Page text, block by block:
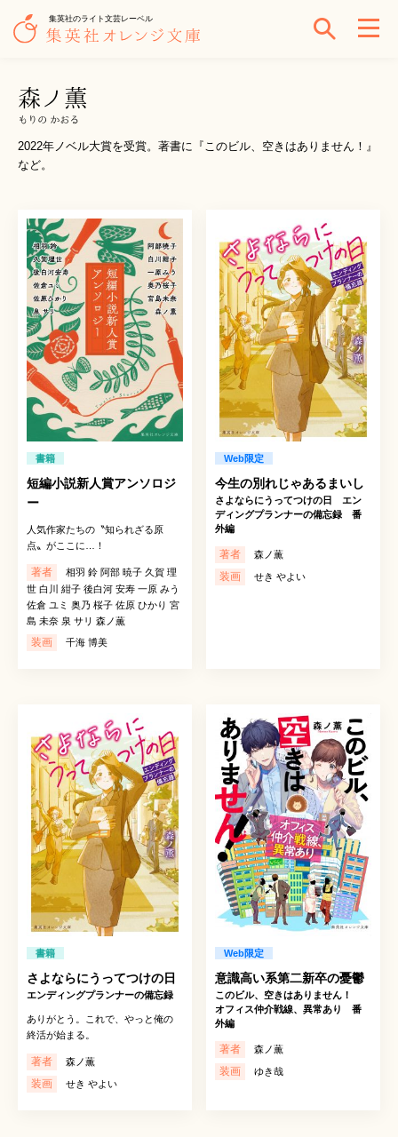
集英社のライト文芸レーベル
森ノ薫
もりの かおる
2022年ノベル大賞を受賞。著書に『このビル、空きはありません！』
など。
書籍
短編小説新人賞アンソロジ
ー
人気作家たちの〝知られざる原
点〟がここに…！
著者
相羽 鈴 阿部 暁子 久賀 理
世 白川 紺子 後白河 安寿 一原 みう
佐倉 ユミ 奥乃 桜子 佐原 ひかり 宮
島 未奈 泉 サリ 森ノ薫
装画 千海 博美
Web限定
今生の別れじゃあるまいし
さよならにうってつけの日 エン
ディングプランナーの備忘録 番
外編
著者 森ノ薫
装画 せき やよい
書籍
さよならにうってつけの日
エンディングプランナーの備忘録
ありがとう。これで、やっと俺の
終活が始まる。
著者 森ノ薫
装画 せき やよい
Web限定
意識高い系第二新卒の憂鬱
このビル、空きはありません！
オフィス仲介戦線、異常あり 番
外編
著者 森ノ薫
装画 ゆき哉